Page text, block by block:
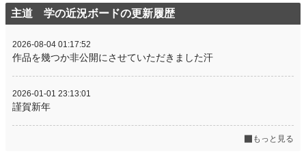
主道 学の近況ボードの更新履歴
2026-08-04 01:17:52
作品を幾つか非公開にさせていただきました汗
2026-01-01 23:13:01
謹賀新年
もっと見る